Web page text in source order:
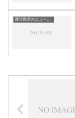
鹿児島県のニュース一覧